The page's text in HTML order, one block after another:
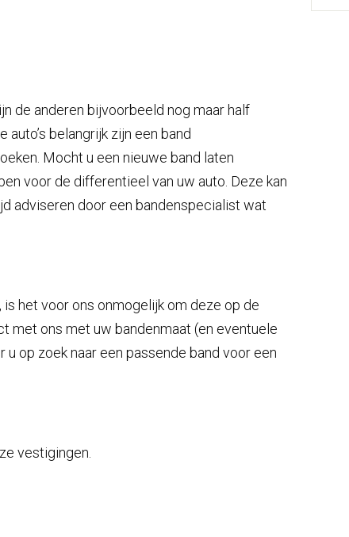
de anderen bijvoorbeeld nog maar half
belangrijk zijn een band
Mocht u een nieuwe band laten
voor de differentieel van uw auto. Deze kan
adviseren door een bandenspecialist wat
het voor ons onmogelijk om deze op de
met ons met uw bandenmaat (en eventuele
op zoek naar een passende band voor een
vestigingen.